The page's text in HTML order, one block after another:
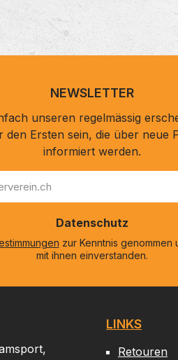
NEWSLETTER
unseren regelmässig
den Ersten sein, die über neue
informiert werden.
Datenschutz
zur Kenntnis genommen
mit ihnen einverstanden.
LINKS
Retouren